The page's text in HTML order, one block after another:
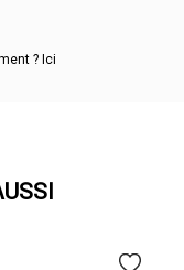
? Ici